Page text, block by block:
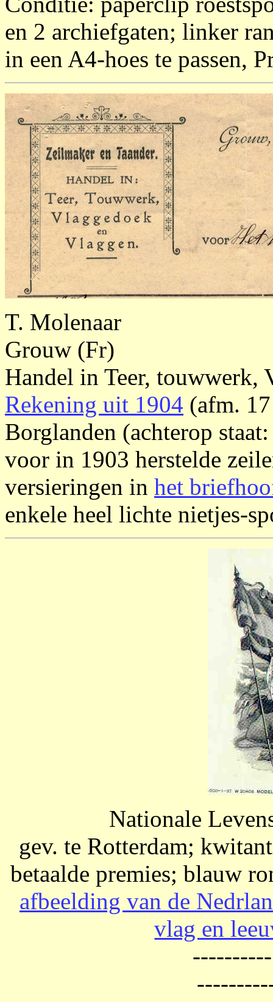
en 2 archiefgaten; linker
in een A4-hoes te passen,
T. Molenaar
Grouw (Fr)
Handel in Teer, touwwerk,
Rekening uit 1904 (afm.
Borglanden (achterop
voor in 1903 herstelde
versieringen in het
enkele heel lichte nietjes-
Nationale
gev. te Rotterdam;
betaalde premies; blauw
afbeelding van de
vlag en